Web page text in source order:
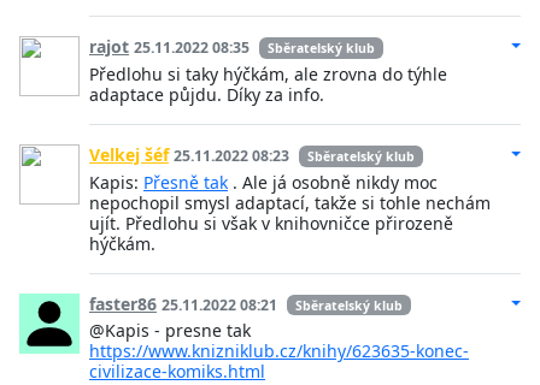
rajot 25.11.2022 08:35 Sběratelský klub
Předlohu si taky hýčkám, ale zrovna do týhle
adaptace půjdu. Díky za info.
Velkej šéf 25.11.2022 08:23 Sběratelský klub
Kapis: Přesně tak . Ale já osobně nikdy moc
nepochopil smysl adaptací, takže si tohle nechám
ujít. Předlohu si však v knihovničce přirozeně
hýčkám.
faster86 25.11.2022 08:21 Sběratelský klub
@Kapis - presne tak
https://www.knizniklub.cz/knihy/623635-konec-
civilizace-komiks.html